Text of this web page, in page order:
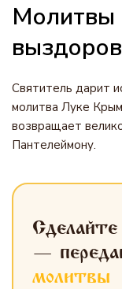
Молитвы
Святитель дарит
молитва Луке
возвращает
Пантелеймону.
—
молитвы